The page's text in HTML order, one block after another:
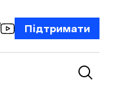
Підтримати